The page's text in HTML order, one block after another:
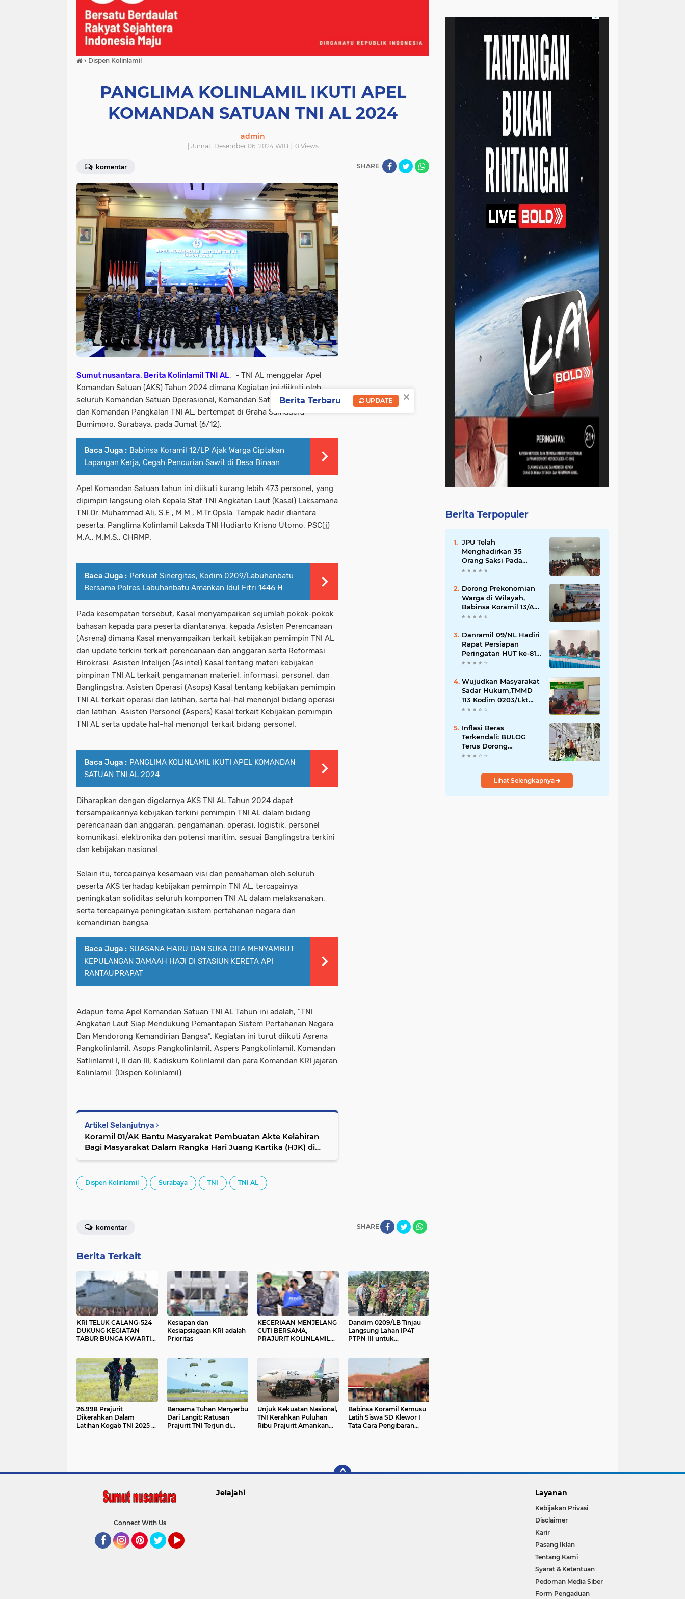
› Dispen Kolinlamil
PANGLIMA KOLINLAMIL IKUTI APEL
KOMANDAN SATUAN TNI AL 2024
admin
| Jumat, Desember 06, 2024 WIB | 0Views
komentar SHARE
Sumut nusantara, Berita Kolinlamil TNI AL, - TNI AL menggelar Apel
Komandan Satuan (AKS) Tahun 2024 dimana Kegiatan ini diikuti oleh
seluruh Komandan Satuan Operasional, Komandan Satuan Pembinaan
dan Komandan Pangkalan TNI AL, bertempat di Graha Samudera
Bumimoro, Surabaya, pada Jumat (6/12).
Baca Juga : Babinsa Koramil 12/LP Ajak Warga Ciptakan
Lapangan Kerja, Cegah Pencurian Sawit di Desa Binaan
Apel Komandan Satuan tahun ini diikuti kurang lebih 473 personel, yang
dipimpin langsung oleh Kepala Staf TNI Angkatan Laut (Kasal) Laksamana
TNI Dr. Muhammad Ali, S.E., M.M., M.Tr.Opsla. Tampak hadir diantara
peserta, Panglima Kolinlamil Laksda TNI Hudiarto Krisno Utomo, PSC(j)
M.A., M.M.S., CHRMP.
Baca Juga : Perkuat Sinergitas, Kodim 0209/Labuhanbatu
Bersama Polres Labuhanbatu Amankan Idul Fitri 1446 H
Pada kesempatan tersebut, Kasal menyampaikan sejumlah pokok-pokok
bahasan kepada para peserta diantaranya, kepada Asisten Perencanaan
(Asrena) dimana Kasal menyampaikan terkait kebijakan pemimpin TNI AL
dan update terkini terkait perencanaan dan anggaran serta Reformasi
Birokrasi. Asisten Intelijen (Asintel) Kasal tentang materi kebijakan
pimpinan TNI AL terkait pengamanan materiel, informasi, personel, dan
Banglingstra. Asisten Operasi (Asops) Kasal tentang kebijakan pemimpin
TNI AL terkait operasi dan latihan, serta hal-hal menonjol bidang operasi
dan latihan. Asisten Personel (Aspers) Kasal terkait Kebijakan pemimpin
TNI AL serta update hal-hal menonjol terkait bidang personel.
Baca Juga : PANGLIMA KOLINLAMIL IKUTI APEL KOMANDAN
SATUAN TNI AL 2024
Diharapkan dengan digelarnya AKS TNI AL Tahun 2024 dapat
tersampaikannya kebijakan terkini pemimpin TNI AL dalam bidang
perencanaan dan anggaran, pengamanan, operasi, logistik, personel
komunikasi, elektronika dan potensi maritim, sesuai Banglingstra terkini
dan kebijakan nasional.
Selain itu, tercapainya kesamaan visi dan pemahaman oleh seluruh
peserta AKS terhadap kebijakan pemimpin TNI AL, tercapainya
peningkatan soliditas seluruh komponen TNI AL dalam melaksanakan,
serta tercapainya peningkatan sistem pertahanan negara dan
kemandirian bangsa.
Baca Juga : SUASANA HARU DAN SUKA CITA MENYAMBUT
KEPULANGAN JAMAAH HAJI DI STASIUN KERETA API
RANTAUPRAPAT
Adapun tema Apel Komandan Satuan TNI AL Tahun ini adalah, “TNI
Angkatan Laut Siap Mendukung Pemantapan Sistem Pertahanan Negara
Dan Mendorong Kemandirian Bangsa”. Kegiatan ini turut diikuti Asrena
Pangkolinlamil, Asops Pangkolinlamil, Aspers Pangkolinlamil, Komandan
Satlinlamil I, II dan III, Kadiskum Kolinlamil dan para Komandan KRI jajaran
Kolinlamil. (Dispen Kolinlamil)
Artikel Selanjutnya
Koramil 01/AK Bantu Masyarakat Pembuatan Akte Kelahiran
Bagi Masyarakat Dalam Rangka Hari Juang Kartika (HJK) di
Dispen Kolinlamil Surabaya TNI TNI AL
SHARE
komentar
Berita Terkait
KRI TELUK CALANG-524
DUKUNG KEGIATAN
TABUR BUNGA KWARTIR
Kesiapan dan
Kesiapsiagaan KRI adalah
Prioritas
KECERIAAN MENJELANG
CUTI BERSAMA,
PRAJURIT KOLINLAMIL
Dandim 0209/LB Tinjau
Langsung Lahan IP4T
PTPN III untuk
26.998 Prajurit
Dikerahkan Dalam
Latihan Kogab TNI 2025 di
Bersama Tuhan Menyerbu
Dari Langit: Ratusan
Prajurit TNI Terjun di
Unjuk Kekuatan Nasional,
TNI Kerahkan Puluhan
Ribu Prajurit Amankan
Babinsa Koramil Kemusu
Latih Siswa SD Klewor I
Tata Cara Pengibaran
Berita Terpopuler
JPU Telah
Menghadirkan 35
Orang Saksi Pada
Persidangan Perkara
TNI di Jatikarya
Dorong Prekonomian
Warga di Wilayah,
Babinsa Koramil 13/AN
Gandeng Kaum Ibu
Menjahit
Danramil 09/NL Hadiri
Rapat Persiapan
Peringatan HUT ke-81
Kemerdekaan
Wujudkan Masyarakat
Sadar Hukum,TMMD
113 Kodim 0203/Lkt
Gelar Penyuluhan
Inflasi Beras
Terkendali: BULOG
Terus Dorong
Perluasan Jaringan
Turun di Ratusan
Lihat Selengkapnya
Connect With Us
Jelajahi Layanan
Kebijakan Privasi
Disclaimer
Karir
Pasang Iklan
Tentang Kami
Syarat & Ketentuan
Pedoman Media Siber
Form Pengaduan
×
Berita Terbaru UPDATE